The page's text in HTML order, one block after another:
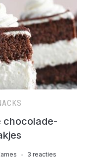
chocolade-
3 reacties